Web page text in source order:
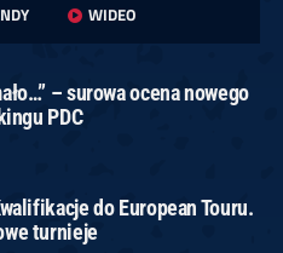
WIDEO
– surowa ocena nowego
PDC
do European Touru.
turnieje